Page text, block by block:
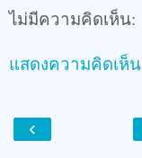
ไม่มีความคิดเห็น:
แสดงความคิดเห็น
‹